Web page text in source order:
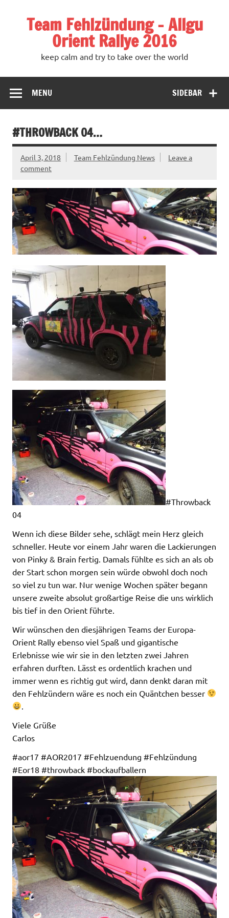
Team Fehlzündung – Allgu
Orient Rallye 2016
keep calm and try to take over the world
SIDEBAR
MENU
#THROWBACK 04…
April 3, 2018 Team Fehlzündung News
Leave a
comment
#Throwback
04
Wenn ich diese Bilder sehe, schlägt mein Herz gleich
schneller. Heute vor einem Jahr waren die Lackierungen
von Pinky & Brain fertig. Damals fühlte es sich an als ob
der Start schon morgen sein würde obwohl doch noch
so viel zu tun war. Nur wenige Wochen später begann
unsere zweite absolut großartige Reise die uns wirklich
bis tief in den Orient führte.
Wir wünschen den diesjährigen Teams der Europa-
Orient Rally ebenso viel Spaß und gigantische
Erlebnisse wie wir sie in den letzten zwei Jahren
erfahren durften. Lässt es ordentlich krachen und
immer wenn es richtig gut wird, dann denkt daran mit
den Fehlzündern wäre es noch ein Quäntchen besser
Viele Grüße
Carlos
#aor17 #AOR2017 #Fehlzuendung #Fehlzündung
#Eor18 #throwback #bockaufballern